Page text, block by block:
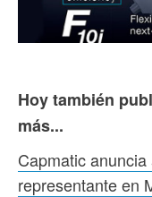
Hoy también
más...
Capmatic
representante en